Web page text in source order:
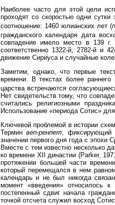
Наиболее часто для этой цели
проходят со скоростью одни
соотношение: 1460 юлианских лет
гражданского календаря дата
совпадение имело место в 139
соответственно 1322-й, 2782-й и
движение Сириуса и случайные
Заметим, однако, что первые
времени. В текстах более
царства встречаются
Нет свидетельств тому, что
считались религиозными
Использование «периода Сотис»
Ключевой проблемой в истории
Терминвеп-ренпет, фиксирующий
значении первого дня года с эпохи
Вместе с тем известно несколько
ко времени XII династии (Parker,
протяжении большей части
который перемещался в нем
календарь и не был никогда
момент «введения» относилось
постепенный сдвиг начала
точкой отсчета служил восход